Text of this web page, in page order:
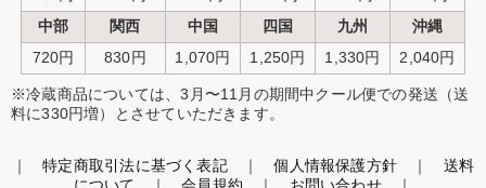
中部
関西 中国 四国 九州
沖縄
720円
830円 1,070円 1,250円 1,330円 2,040円
※冷蔵商品については、3月〜11月の期間中クール便での発送（送
料に330円増）とさせていただきます。
｜特定商取引法に基づく表記｜個人情報保護方針 ｜ 送料